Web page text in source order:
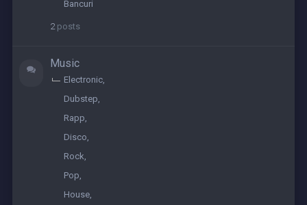
Bancuri
2 posts
Music
Electronic
Dubstep
Rapp
Disco
Rock
Pop
House